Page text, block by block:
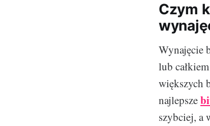
Czym
Wynajęcie
lub
większych
najlepsze
szybciej, a